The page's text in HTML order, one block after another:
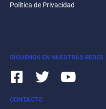
Política de Privacidad
SÍGUENOS EN NUESTRAS REDES
CONTACTO